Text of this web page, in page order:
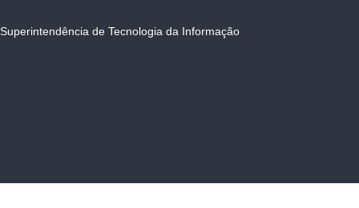
Superintendência de Tecnologia da Informação